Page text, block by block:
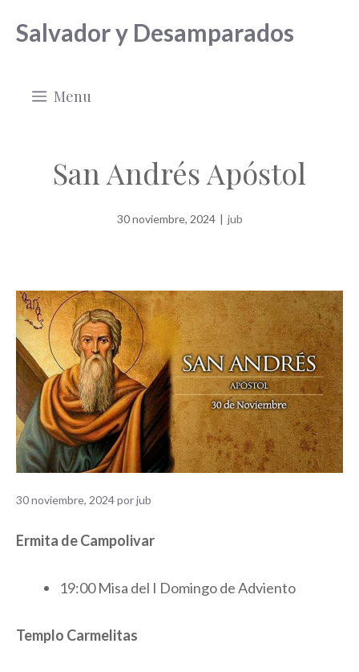
Salvador y Desamparados
Menu
San Andrés Apóstol
30 noviembre, 2024 | jub
30 noviembre, 2024porjub
Ermita de Campolivar
19:00 Misa del I Domingo de Adviento
Templo Carmelitas